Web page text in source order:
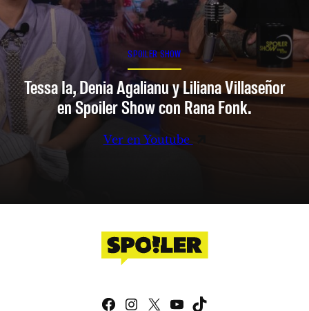
SPOILER SHOW
Tessa Ia, Denia Agalianu y Liliana Villaseñor
en Spoiler Show con Rana Fonk.
Ver en Youtube
Facebook
Instagram
X YouTube